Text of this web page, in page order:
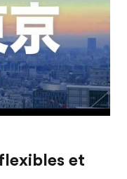
et